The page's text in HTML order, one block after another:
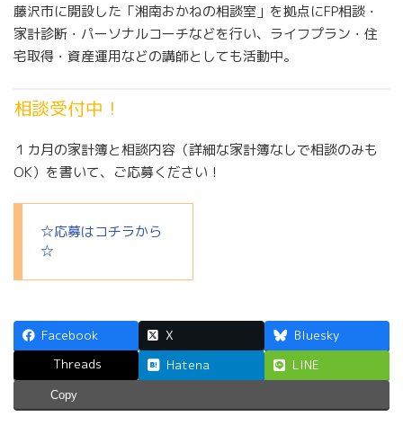
藤沢市に開設した「湘南おかねの相談室」を拠点にFP相談・
家計診断・パーソナルコーチなどを行い、ライフプラン・住
宅取得・資産運用などの講師としても活動中。
相談受付中！
１カ月の家計簿と相談内容（詳細な家計簿なしで相談のみも
OK）を書いて、ご応募ください！
☆応募はコチラから
☆
Facebook X
Bluesky
Threads
Hatena LINE
Copy